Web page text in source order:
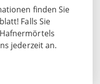
finden Sie
Falls Sie
jederzeit an.